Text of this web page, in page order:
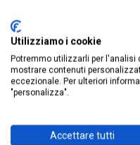
LAMPADA DA
BATTUTOCOLORE
MADE IN ITALY
Abat-jour classica
in metallo verniciato
Disponibile in due
Utilizziamo i cookie
Potremmo utilizzarli per l'analisi
mostrare contenuti
eccezionale. Per ulteriori
"personalizza".
Accettare tutti